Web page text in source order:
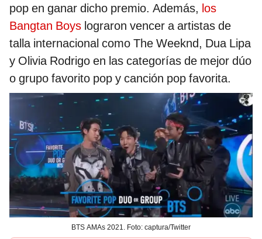
pop en ganar dicho premio. Además, los
Bangtan Boys lograron vencer a artistas de
talla internacional como The Weeknd, Dua Lipa
y Olivia Rodrigo en las categorías de mejor dúo
o grupo favorito pop y canción pop favorita.
BTS AMAs 2021. Foto: captura/Twitter